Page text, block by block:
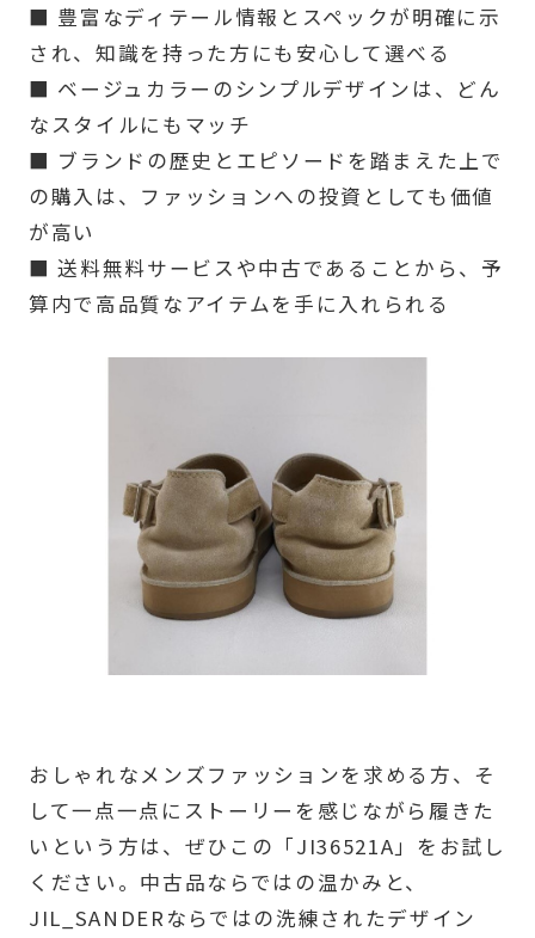
■ 豊富なディテール情報とスペックが明確に示
され、知識を持った方にも安心して選べる
■ ベージュカラーのシンプルデザインは、どん
なスタイルにもマッチ
■ ブランドの歴史とエピソードを踏まえた上で
の購入は、ファッションへの投資としても価値
が高い
■ 送料無料サービスや中古であることから、予
算内で高品質なアイテムを手に入れられる
おしゃれなメンズファッションを求める方、そ
して一点一点にストーリーを感じながら履きた
いという方は、ぜひこの「JI36521A」をお試し
ください。中古品ならではの温かみと、
JIL_SANDERならではの洗練されたデザイン